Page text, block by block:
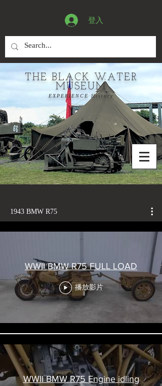
登入
THE BLACK WATER
MUSEUM
EXPERIENCE History
1943 BMW R75
WWII BMW R75 FULL LOAD
播放影片
WWII BMW R75 Engine idling